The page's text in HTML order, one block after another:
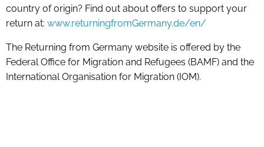
country of origin? Find out about offers to support your
return at: www.returningfromGermany.de/en/
The Returning from Germany website is offered by the
Federal Office for Migration and Refugees (BAMF) and the
International Organisation for Migration (IOM).